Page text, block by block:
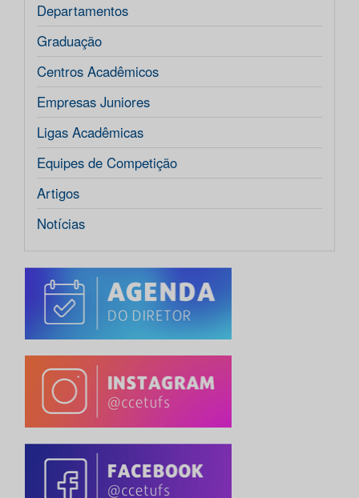
Departamentos
Graduação
Centros Acadêmicos
Empresas Juniores
Ligas Acadêmicas
Equipes de Competição
Artigos
Notícias